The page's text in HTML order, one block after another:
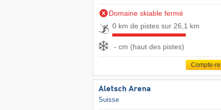
Domaine skiable fermé
0 km de pistes sur 26,1 km
- cm (haut des pistes)
Compte-
Aletsch Arena
Suisse